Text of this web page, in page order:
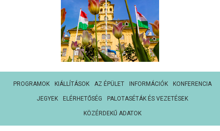
PROGRAMOK KIÁLLÍTÁSOK AZ ÉPÜLET INFORMÁCIÓK KONFERENCIA
JEGYEK ELÉRHETŐSÉG PALOTASÉTÁK ÉS VEZETÉSEK
KÖZÉRDEKŰ ADATOK